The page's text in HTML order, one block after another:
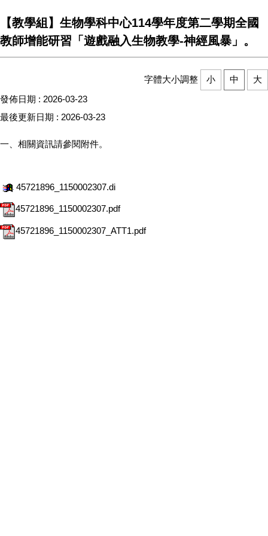
【教學組】生物學科中心114學年度第二學期全國
教師增能研習「遊戲融入生物教學-神經風暴」。
字體大小調整 小 中
大
發佈日期 : 2026-03-23
最後更新日期 : 2026-03-23
一、相關資訊請參閱附件。
45721896_1150002307.di
45721896_1150002307.pdf
45721896_1150002307_ATT1.pdf